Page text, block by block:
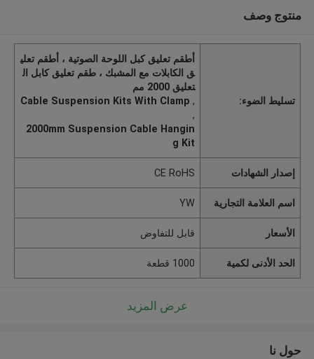
منتوج وصف
تسليط الضوء:
أطقم تعليق كبل اللوحة الصوتية ، أطقم تعلي
ق الكابلات مع المشبك ، طقم تعليق كابل ال
تعليق 2000 مم
,
Cable Suspension Kits With Clamp
,
2000mm Suspension Cable Hangin
g Kit
إصدار الشهادات CE RoHS
اسم العلامة التجارية YW
الأسعار قابل للتفاوض
الحد الأدنى لكمية 1000 قطعة
عرض المزيد
حول نا